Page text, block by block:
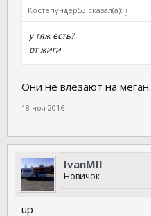
Костепундер53 сказал(а): ↑
у тяж есть?
от жиги
Они не влезают на меган.
18 ноя 2016
IvanMII
Новичок
up